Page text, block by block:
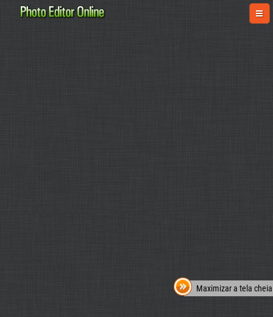
Maximizar a tela cheia